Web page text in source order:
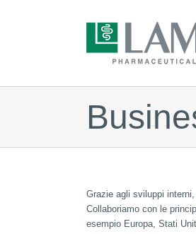
Grazie agli sviluppi
Collaboriamo con le
esempio Europa, Stati